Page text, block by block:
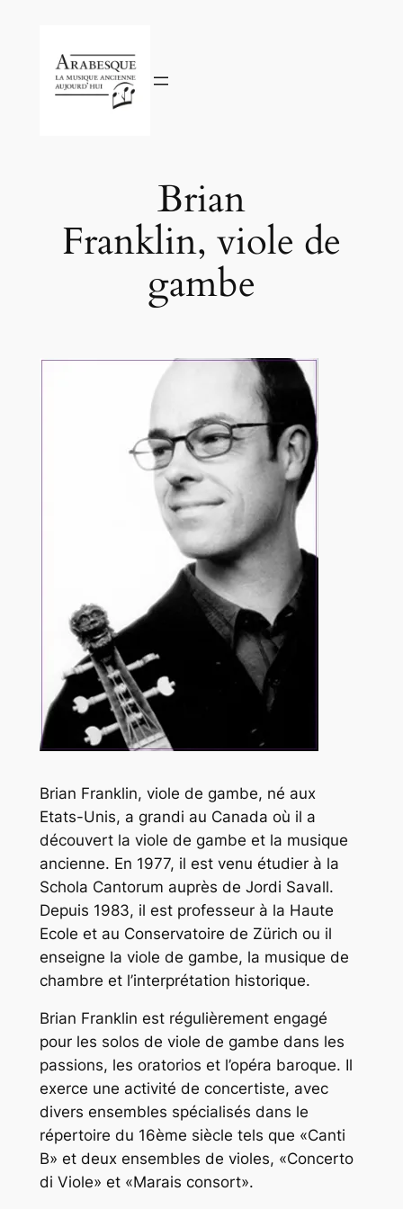
contenu
Brian
Franklin, viole de
gambe
Brian Franklin, viole de gambe, né aux
Etats-Unis, a grandi au Canada où il a
découvert la viole de gambe et la musique
ancienne. En 1977, il est venu étudier à la
Schola Cantorum auprès de Jordi Savall.
Depuis 1983, il est professeur à la Haute
Ecole et au Conservatoire de Zürich ou il
enseigne la viole de gambe, la musique de
chambre et l’interprétation historique.
Brian Franklin est régulièrement engagé
pour les solos de viole de gambe dans les
passions, les oratorios et l’opéra baroque. Il
exerce une activité de concertiste, avec
divers ensembles spécialisés dans le
répertoire du 16ème siècle tels que «Canti
B» et deux ensembles de violes, «Concerto
di Viole» et «Marais consort».